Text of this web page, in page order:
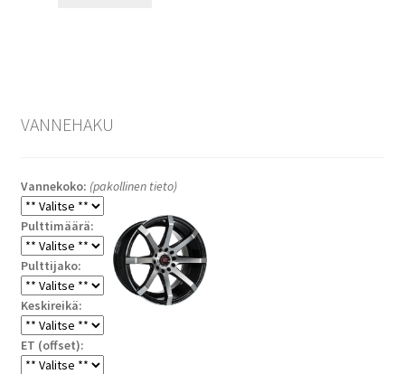
VANNEHAKU
Vannekoko: (pakollinen tieto)
Pulttimäärä:
Pulttijako:
Keskireikä:
ET (offset):